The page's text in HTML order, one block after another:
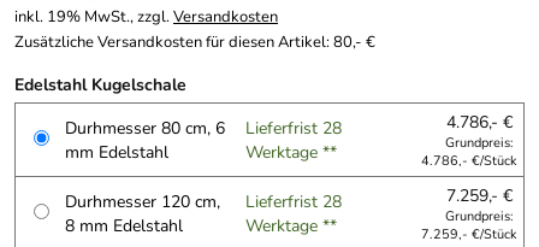
inkl. 19% MwSt., zzgl.Versandkosten
Zusätzliche Versandkosten für diesen Artikel: 80,- €
Edelstahl Kugelschale
Durhmesser 80 cm, 6
mm Edelstahl
Lieferfrist 28
Werktage **
4.786,- €
Grundpreis:
4.786,- €/Stück
Durhmesser 120 cm,
8 mm Edelstahl
Lieferfrist 28
Werktage **
7.259,- €
Grundpreis:
7.259,- €/Stück